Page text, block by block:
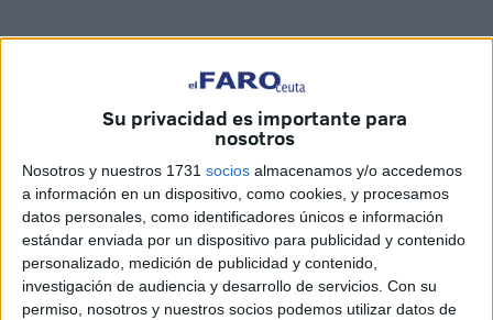
Su privacidad es importante para
nosotros
Nosotros y nuestros 1731 socios almacenamos y/o accedemos
a información en un dispositivo, como cookies, y procesamos
datos personales, como identificadores únicos e información
estándar enviada por un dispositivo para publicidad y contenido
personalizado, medición de publicidad y contenido,
investigación de audiencia y desarrollo de servicios. Con su
permiso, nosotros y nuestros socios podemos utilizar datos de
Imágenes: Óscar Román
Este sábado ha tenido lugar en el pabellón Guillermo
Molina unstage de judoimpartido por elcampeón del
mundo Ángel Benavides, donde alrededor de un
centenar de judokas se preparabanpara recibir nociones